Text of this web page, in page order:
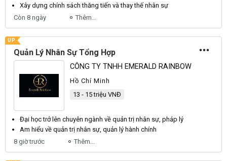
Xây dựng chính sách thăng tiến và thay thế nhân sự
Còn 8 ngày
Thêm...
UP
Quản Lý Nhân Sự Tổng Hợp
CÔNG TY TNHH EMERALD RAINBOW
Hồ Chí Minh
13 - 15 triệu VNĐ
Đại học trở lên chuyên ngành về quản trị nhân sự, pháp lý
Am hiểu về quản trị nhân sự, quản lý hành chính
8 giờ trước
Thêm...